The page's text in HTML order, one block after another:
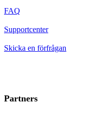
FAQ
Supportcenter
Skicka en förfrågan
Partners